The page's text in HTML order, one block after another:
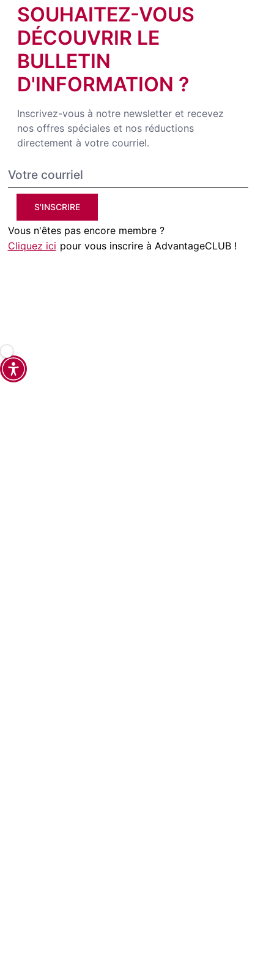
SOUHAITEZ-VOUS
DÉCOUVRIR LE
BULLETIN
D'INFORMATION ?
Inscrivez-vous à notre newsletter et recevez
nos offres spéciales et nos réductions
directement à votre courriel.
S'INSCRIRE
Vous n'êtes pas encore membre ?
Cliquez ici pour vous inscrire à AdvantageCLUB !